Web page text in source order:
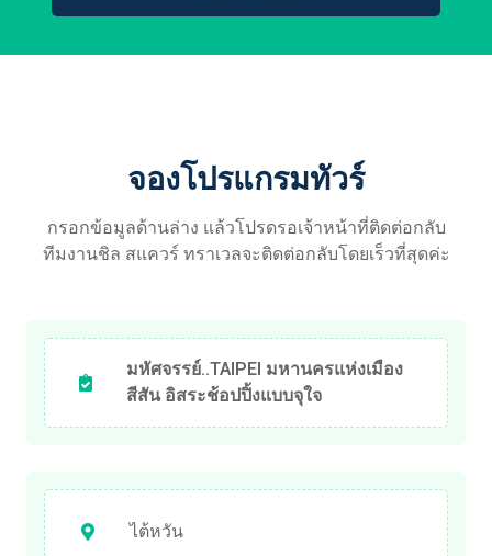
จองโปรแกรมทัวร์
กรอกข้อมูลด้านล่าง แล้วโปรดรอเจ้าหน้าที่ติดต่อกลับ
ทีมงานชิล สแควร์ ทราเวลจะติดต่อกลับโดยเร็วที่สุดค่ะ
มหัศจรรย์..TAIPEI มหานครแห่งเมือง
สีสัน อิสระช้อปปิ้งแบบจุใจ
ไต้หวัน